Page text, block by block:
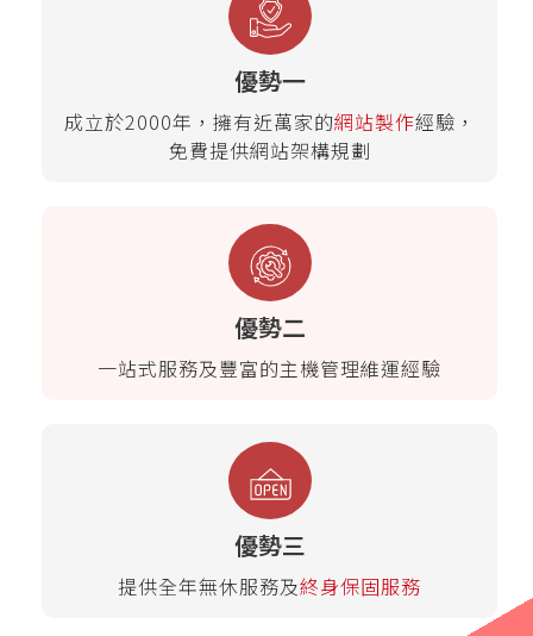
優勢一
成立於2000年，擁有近萬家的網站製作經驗，
免費提供網站架構規劃
優勢二
一站式服務及豐富的主機管理維運經驗
優勢三
提供全年無休服務及終身保固服務